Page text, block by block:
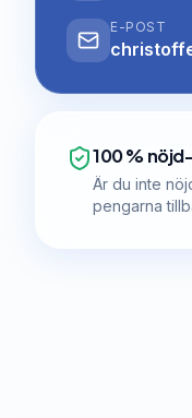
E-POST
100 %
Är du inte
pengarna